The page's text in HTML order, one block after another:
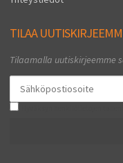
TILAA
Tilaamalla uutiskirjeemme